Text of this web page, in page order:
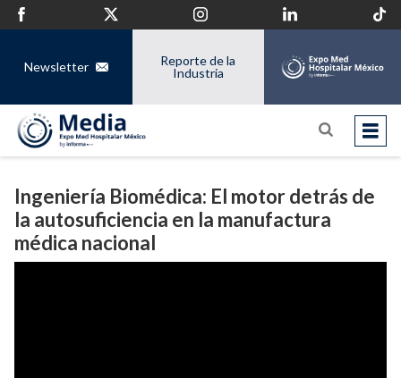
Newsletter
Reporte de la
Industria
Ingeniería Biomédica: El motor detrás de
la autosuficiencia en la manufactura
médica nacional